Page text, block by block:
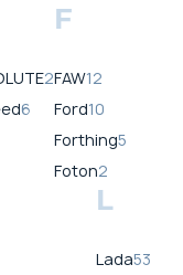
2
6
F
FAW12
Ford10
Forthing5
Foton2
L
Lada53